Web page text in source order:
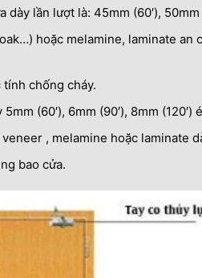
lần lượt là: 45mm (60′), 50mm
hoặc melamine, laminate
chống cháy.
(60′), 6mm (90′), 8mm (120′)
, melamine hoặc laminate
bao cửa.